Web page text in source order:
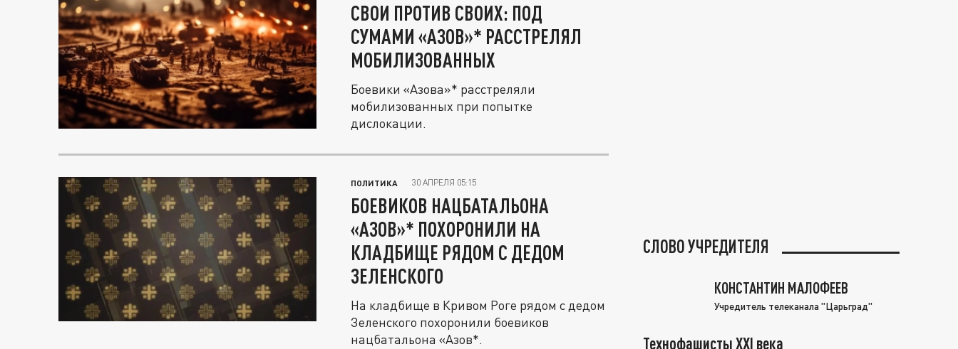
СВОИ ПРОТИВ СВОИХ: ПОД
СУМАМИ «АЗОВ»* РАССТРЕЛЯЛ
МОБИЛИЗОВАННЫХ
Боевики «Азова»* расстреляли
мобилизованных при попытке
дислокации.
ПОЛИТИКА 30 АПРЕЛЯ 05:15
БОЕВИКОВ НАЦБАТАЛЬОНА
«АЗОВ»* ПОХОРОНИЛИ НА
КЛАДБИЩЕ РЯДОМ С ДЕДОМ
ЗЕЛЕНСКОГО
На кладбище в Кривом Роге рядом с дедом
Зеленского похоронили боевиков
нацбатальона «Азов*.
СЛОВО УЧРЕДИТЕЛЯ
КОНСТАНТИН МАЛОФЕЕВ
Учредитель телеканала "Царьград"
Технофашисты XXI века